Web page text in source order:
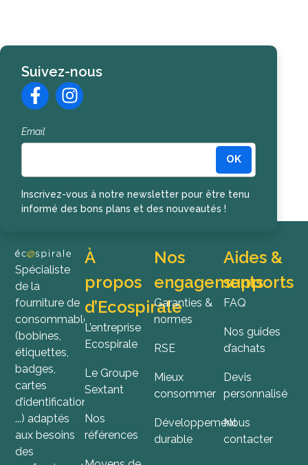
Suivez-nous
Email
OK
Inscrivez-vous à notre newsletter pour être tenu
informé des bons plans et des nouveautés !
Spécialiste
de la
fourniture de
consommables
(bobines,
étiquettes,
badges,
cartes
d’identification,
...) adaptés
aux besoins
des
À
propos
d’Ecospirale
L’entreprise
Ecospirale
Le Groupe
Sextant
Nos
références
Nos
engagements
Garanties &
normes
RSE
Mieux
consommer
Développement
durable
Aides &
supports
FAQ
Nos guides
d’achats
Devis
personnalisé
Nous
contacter